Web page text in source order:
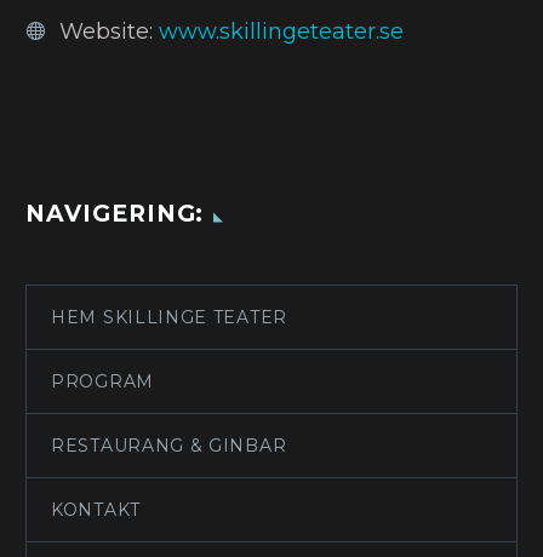
Website: www.skillingeteater.se
NAVIGERING:
HEM SKILLINGE TEATER
PROGRAM
RESTAURANG & GINBAR
KONTAKT